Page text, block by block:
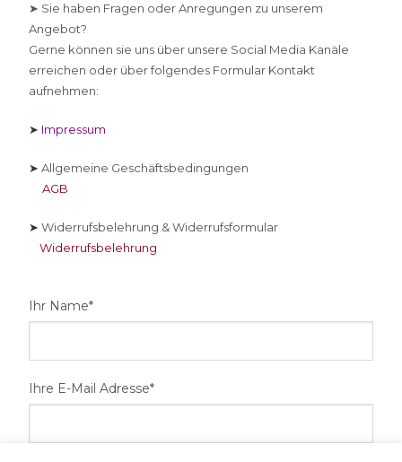
➤ Sie haben Fragen oder Anregungen zu unserem
Angebot?
Gerne können sie uns über unsere Social Media Kanäle
erreichen oder über folgendes Formular Kontakt
aufnehmen:
➤ Impressum
➤ Allgemeine Geschäftsbedingungen
AGB
➤Widerrufsbelehrung & Widerrufsformular
Widerrufsbelehrung
Ihr Name*
Ihre E-Mail Adresse*